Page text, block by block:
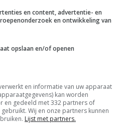
Wij zijn dol op de wijnen
te combineren met heel veel
Bewaar
en content, advertentie- en
en ontwikkeling van
opslaan en/of openen
en informatie van uw apparaat
kan worden
en gedeeld met 332 partners of
Wij en onze partners kunnen
Lijst met partners.